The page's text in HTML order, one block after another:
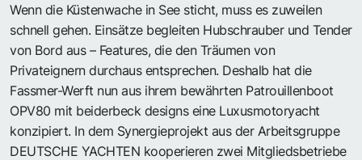
Wenn die Küstenwache in See sticht, muss es zuweilen
schnell gehen. Einsätze begleiten Hubschrauber und Tender
von Bord aus – Features, die den Träumen von
Privateignern durchaus entsprechen. Deshalb hat die
Fassmer-Werft nun aus ihrem bewährten Patrouillenboot
OPV80 mit beiderbeck designs eine Luxusmotoryacht
konzipiert. In dem Synergieprojekt aus der Arbeitsgruppe
DEUTSCHE YACHTEN kooperieren zwei Mitgliedsbetriebe